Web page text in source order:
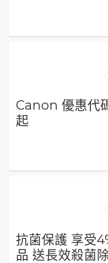
Canon 優惠代
起
抗菌保護 享受
品 送長效殺菌